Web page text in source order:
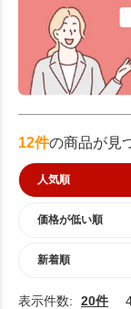
12件の商品が見
人気順
価格が低い順
新着順
表示件数: 20件